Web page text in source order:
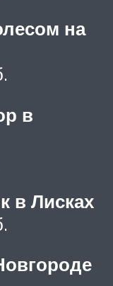
на
в
в Лисках